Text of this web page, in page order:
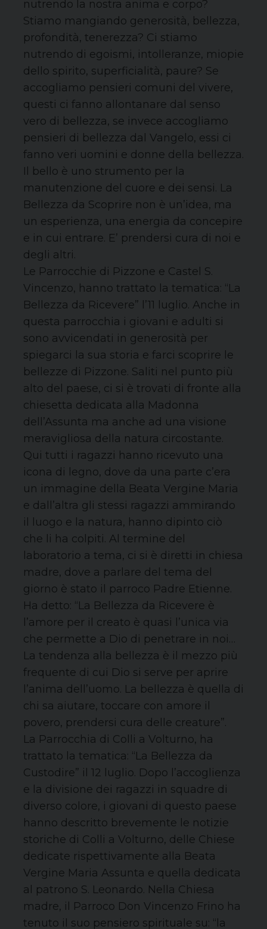
nutrendo la nostra anima e corpo?
Stiamo mangiando generosità, bellezza,
profondità, tenerezza? Ci stiamo
nutrendo di egoismi, intolleranze, miopie
dello spirito, superficialità, paure? Se
accogliamo pensieri comuni del vivere,
questi ci fanno allontanare dal senso
vero di bellezza, se invece accogliamo
pensieri di bellezza dal Vangelo, essi ci
fanno veri uomini e donne della bellezza.
Il bello è uno strumento per la
manutenzione del cuore e dei sensi. La
Bellezza da Scoprire non è un’idea, ma
un esperienza, una energia da concepire
e in cui entrare. E’ prendersi cura di noi e
degli altri.
Le Parrocchie di Pizzone e Castel S.
Vincenzo, hanno trattato la tematica: “La
Bellezza da Ricevere” l’11 luglio. Anche in
questa parrocchia i giovani e adulti si
sono avvicendati in generosità per
spiegarci la sua storia e farci scoprire le
bellezze di Pizzone. Saliti nel punto più
alto del paese, ci si è trovati di fronte alla
chiesetta dedicata alla Madonna
dell’Assunta ma anche ad una visione
meravigliosa della natura circostante.
Qui tutti i ragazzi hanno ricevuto una
icona di legno, dove da una parte c’era
un immagine della Beata Vergine Maria
e dall’altra gli stessi ragazzi ammirando
il luogo e la natura, hanno dipinto ciò
che li ha colpiti. Al termine del
laboratorio a tema, ci si è diretti in chiesa
madre, dove a parlare del tema del
giorno è stato il parroco Padre Etienne.
Ha detto: “La Bellezza da Ricevere è
l’amore per il creato è quasi l’unica via
che permette a Dio di penetrare in noi…
La tendenza alla bellezza è il mezzo più
frequente di cui Dio si serve per aprire
l’anima dell’uomo. La bellezza è quella di
chi sa aiutare, toccare con amore il
povero, prendersi cura delle creature”.
La Parrocchia di Colli a Volturno, ha
trattato la tematica: “La Bellezza da
Custodire” il 12 luglio. Dopo l’accoglienza
e la divisione dei ragazzi in squadre di
diverso colore, i giovani di questo paese
hanno descritto brevemente le notizie
storiche di Colli a Volturno, delle Chiese
dedicate rispettivamente alla Beata
Vergine Maria Assunta e quella dedicata
al patrono S. Leonardo. Nella Chiesa
madre, il Parroco Don Vincenzo Frino ha
tenuto il suo pensiero spirituale su: “la